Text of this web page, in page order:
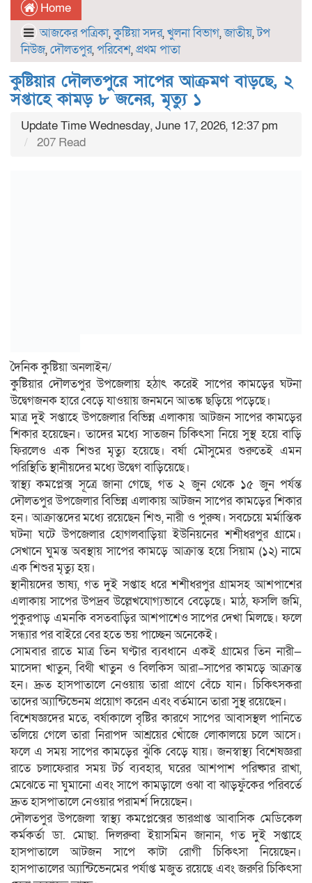
Home
আজকের পত্রিকা,কুষ্টিয়া সদর,খুলনা বিভাগ,জাতীয়,টপ
নিউজ,দৌলতপুর,পরিবেশ,প্রথম পাতা
কুষ্টিয়ার দৌলতপুরে সাপের আক্রমণ বাড়ছে, ২
সপ্তাহে কামড় ৮ জনের, মৃত্যু ১
Update Time Wednesday, June 17, 2026, 12:37 pm
207 Read
দৈনিক কুষ্টিয়া অনলাইন/
কুষ্টিয়ার দৌলতপুর উপজেলায় হঠাৎ করেই সাপের কামড়ের ঘটনা
উদ্বেগজনক হারে বেড়ে যাওয়ায় জনমনে আতঙ্ক ছড়িয়ে পড়েছে।
মাত্র দুই সপ্তাহে উপজেলার বিভিন্ন এলাকায় আটজন সাপের কামড়ের
শিকার হয়েছেন। তাদের মধ্যে সাতজন চিকিৎসা নিয়ে সুস্থ হয়ে বাড়ি
ফিরলেও এক শিশুর মৃত্যু হয়েছে। বর্ষা মৌসুমের শুরুতেই এমন
পরিস্থিতি স্থানীয়দের মধ্যে উদ্বেগ বাড়িয়েছে।
স্বাস্থ্য কমপ্লেক্স সূত্রে জানা গেছে, গত ২ জুন থেকে ১৫ জুন পর্যন্ত
দৌলতপুর উপজেলার বিভিন্ন এলাকায় আটজন সাপের কামড়ের শিকার
হন। আক্রান্তদের মধ্যে রয়েছেন শিশু, নারী ও পুরুষ। সবচেয়ে মর্মান্তিক
ঘটনা ঘটে উপজেলার হোগলবাড়িয়া ইউনিয়নের শশীধরপুর গ্রামে।
সেখানে ঘুমন্ত অবস্থায় সাপের কামড়ে আক্রান্ত হয়ে সিয়াম (১২) নামে
এক শিশুর মৃত্যু হয়।
স্থানীয়দের ভাষ্য, গত দুই সপ্তাহ ধরে শশীধরপুর গ্রামসহ আশপাশের
এলাকায় সাপের উপদ্রব উল্লেখযোগ্যভাবে বেড়েছে। মাঠ, ফসলি জমি,
পুকুরপাড় এমনকি বসতবাড়ির আশপাশেও সাপের দেখা মিলছে। ফলে
সন্ধ্যার পর বাইরে বের হতে ভয় পাচ্ছেন অনেকেই।
সোমবার রাতে মাত্র তিন ঘণ্টার ব্যবধানে একই গ্রামের তিন নারী—
মাসেদা খাতুন, বিথী খাতুন ও বিলকিস আরা–সাপের কামড়ে আক্রান্ত
হন। দ্রুত হাসপাতালে নেওয়ায় তারা প্রাণে বেঁচে যান। চিকিৎসকরা
তাদের অ্যান্টিভেনম প্রয়োগ করেন এবং বর্তমানে তারা সুস্থ রয়েছেন।
বিশেষজ্ঞদের মতে, বর্ষাকালে বৃষ্টির কারণে সাপের আবাসস্থল পানিতে
তলিয়ে গেলে তারা নিরাপদ আশ্রয়ের খোঁজে লোকালয়ে চলে আসে।
ফলে এ সময় সাপের কামড়ের ঝুঁকি বেড়ে যায়। জনস্বাস্থ্য বিশেষজ্ঞরা
রাতে চলাফেরার সময় টর্চ ব্যবহার, ঘরের আশপাশ পরিষ্কার রাখা,
মেঝেতে না ঘুমানো এবং সাপে কামড়ালে ওঝা বা ঝাড়ফুঁকের পরিবর্তে
দ্রুত হাসপাতালে নেওয়ার পরামর্শ দিয়েছেন।
দৌলতপুর উপজেলা স্বাস্থ্য কমপ্লেক্সের ভারপ্রাপ্ত আবাসিক মেডিকেল
কর্মকর্তা ডা. মোছা. দিলরুবা ইয়াসমিন জানান, গত দুই সপ্তাহে
হাসপাতালে আটজন সাপে কাটা রোগী চিকিৎসা নিয়েছেন।
হাসপাতালের অ্যান্টিভেনমের পর্যাপ্ত মজুত রয়েছে এবং জরুরি চিকিৎসা